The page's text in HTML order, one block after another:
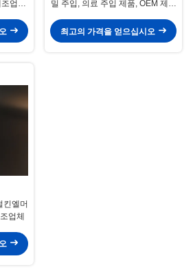
업체,
밀 주입, 의료 주입 제품, OEM 제조
최고의 가격을 얻으십시오
킨엘머
업체